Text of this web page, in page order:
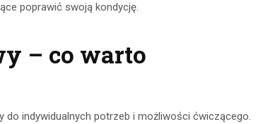
poprawić swoją kondycję.
– co warto
indywidualnych potrzeb i możliwości ćwiczącego.